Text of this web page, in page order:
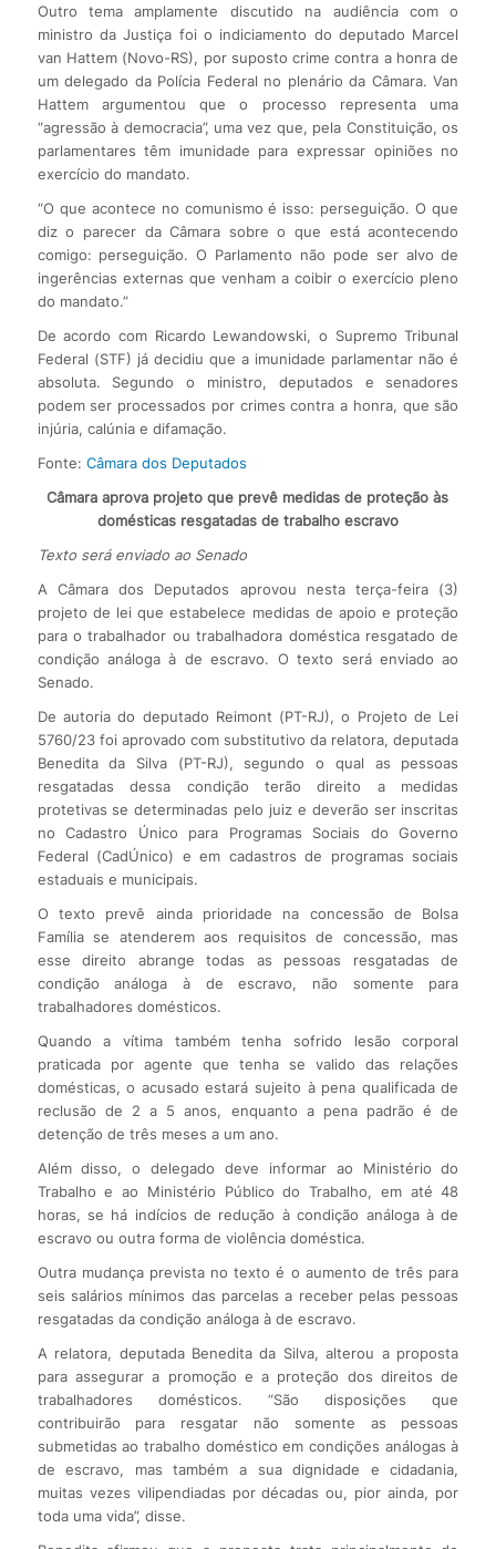
Outro tema amplamente discutido na audiência com o
ministro da Justiça foi o indiciamento do deputado Marcel
van Hattem (Novo-RS), por suposto crime contra a honra de
um delegado da Polícia Federal no plenário da Câmara. Van
Hattem argumentou que o processo representa uma
“agressão à democracia”, uma vez que, pela Constituição, os
parlamentares têm imunidade para expressar opiniões no
exercício do mandato.
“O que acontece no comunismo é isso: perseguição. O que
diz o parecer da Câmara sobre o que está acontecendo
comigo: perseguição. O Parlamento não pode ser alvo de
ingerências externas que venham a coibir o exercício pleno
do mandato.”
De acordo com Ricardo Lewandowski, o Supremo Tribunal
Federal (STF) já decidiu que a imunidade parlamentar não é
absoluta. Segundo o ministro, deputados e senadores
podem ser processados por crimes contra a honra, que são
injúria, calúnia e difamação.
Fonte: Câmara dos Deputados
Câmara aprova projeto que prevê medidas de proteção às
domésticas resgatadas de trabalho escravo
Texto será enviado ao Senado
A Câmara dos Deputados aprovou nesta terça-feira (3)
projeto de lei que estabelece medidas de apoio e proteção
para o trabalhador ou trabalhadora doméstica resgatado de
condição análoga à de escravo. O texto será enviado ao
Senado.
De autoria do deputado Reimont (PT-RJ), o Projeto de Lei
5760/23 foi aprovado com substitutivo da relatora, deputada
Benedita da Silva (PT-RJ), segundo o qual as pessoas
resgatadas dessa condição terão direito a medidas
protetivas se determinadas pelo juiz e deverão ser inscritas
no Cadastro Único para Programas Sociais do Governo
Federal (CadÚnico) e em cadastros de programas sociais
estaduais e municipais.
O texto prevê ainda prioridade na concessão de Bolsa
Família se atenderem aos requisitos de concessão, mas
esse direito abrange todas as pessoas resgatadas de
condição análoga à de escravo, não somente para
trabalhadores domésticos.
Quando a vítima também tenha sofrido lesão corporal
praticada por agente que tenha se valido das relações
domésticas, o acusado estará sujeito à pena qualificada de
reclusão de 2 a 5 anos, enquanto a pena padrão é de
detenção de três meses a um ano.
Além disso, o delegado deve informar ao Ministério do
Trabalho e ao Ministério Público do Trabalho, em até 48
horas, se há indícios de redução à condição análoga à de
escravo ou outra forma de violência doméstica.
Outra mudança prevista no texto é o aumento de três para
seis salários mínimos das parcelas a receber pelas pessoas
resgatadas da condição análoga à de escravo.
A relatora, deputada Benedita da Silva, alterou a proposta
para assegurar a promoção e a proteção dos direitos de
trabalhadores domésticos. “São disposições que
contribuirão para resgatar não somente as pessoas
submetidas ao trabalho doméstico em condições análogas à
de escravo, mas também a sua dignidade e cidadania,
muitas vezes vilipendiadas por décadas ou, pior ainda, por
toda uma vida”, disse.